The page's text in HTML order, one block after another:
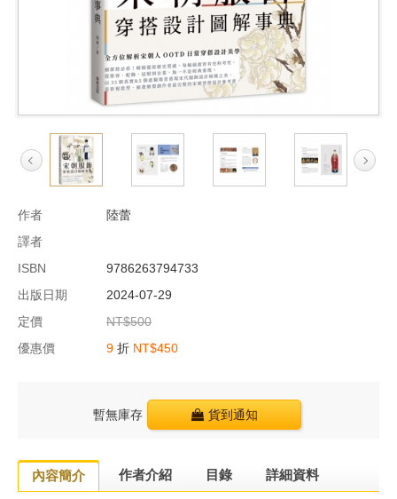
作者
陸蕾
譯者
ISBN
9786263794733
出版日期
2024-07-29
定價
NT$500
優惠價
9 折 NT$450
暫無庫存 貨到通知
內容簡介 作者介紹 目錄 詳細資料